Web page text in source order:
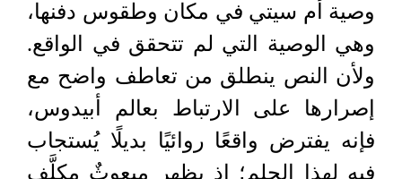
وصية أم سيتي في مكان وطقوس دفنها،
وهي الوصية التي لم تتحقق في الواقع.
ولأن النص ينطلق من تعاطف واضح مع
إصرارها على الارتباط بعالم أبيدوس،
فإنه يفترض واقعًا روائيًا بديلًا يُستجاب
فيه لهذا الحلم؛ إذ يظهر مبعوثٌ مكلَّف